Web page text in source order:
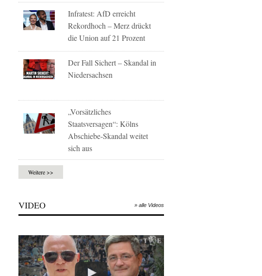
Infratest: AfD erreicht
Rekordhoch – Merz drückt
die Union auf 21 Prozent
Der Fall Sichert – Skandal in
Niedersachsen
„Vorsätzliches
Staatsversagen“: Kölns
Abschiebe-Skandal weitet
sich aus
Weitere >>
VIDEO » alle Videos